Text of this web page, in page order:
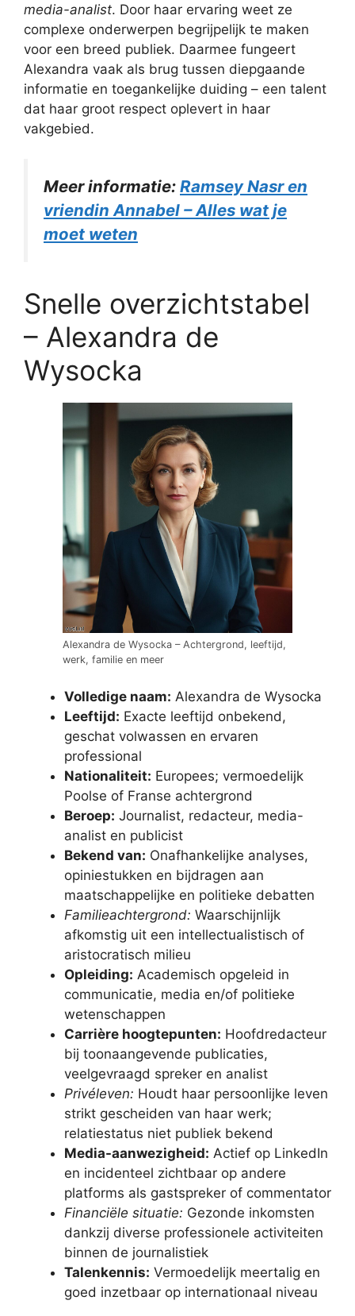
media-analist. Door haar ervaring weet ze
complexe onderwerpen begrijpelijk te maken
voor een breed publiek. Daarmee fungeert
Alexandra vaak als brug tussen diepgaande
informatie en toegankelijke duiding – een talent
dat haar groot respect oplevert in haar
vakgebied.
Meer informatie: Ramsey Nasr en
vriendin Annabel – Alles wat je
moet weten
Snelle overzichtstabel
– Alexandra de
Wysocka
Alexandra de Wysocka – Achtergrond, leeftijd,
werk, familie en meer
Volledige naam: Alexandra de Wysocka
Leeftijd: Exacte leeftijd onbekend,
geschat volwassen en ervaren
professional
Nationaliteit: Europees; vermoedelijk
Poolse of Franse achtergrond
Beroep: Journalist, redacteur, media-
analist en publicist
Bekend van: Onafhankelijke analyses,
opiniestukken en bijdragen aan
maatschappelijke en politieke debatten
Familieachtergrond: Waarschijnlijk
afkomstig uit een intellectualistisch of
aristocratisch milieu
Opleiding: Academisch opgeleid in
communicatie, media en/of politieke
wetenschappen
Carrière hoogtepunten: Hoofdredacteur
bij toonaangevende publicaties,
veelgevraagd spreker en analist
Privéleven: Houdt haar persoonlijke leven
strikt gescheiden van haar werk;
relatiestatus niet publiek bekend
Media-aanwezigheid: Actief op LinkedIn
en incidenteel zichtbaar op andere
platforms als gastspreker of commentator
Financiële situatie: Gezonde inkomsten
dankzij diverse professionele activiteiten
binnen de journalistiek
Talenkennis: Vermoedelijk meertalig en
goed inzetbaar op internationaal niveau